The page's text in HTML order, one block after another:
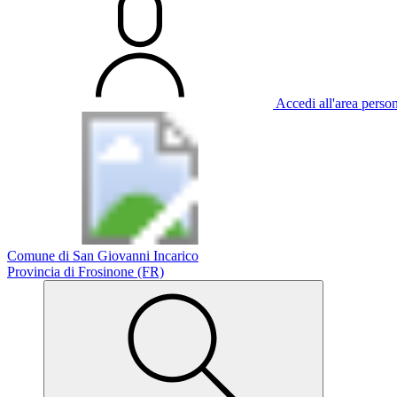
Accedi all'area
Comune di San Giovanni Incarico
Provincia di Frosinone (FR)